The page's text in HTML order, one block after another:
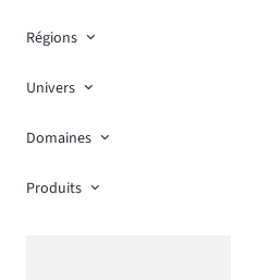
Régions
Univers
Domaines
Produits